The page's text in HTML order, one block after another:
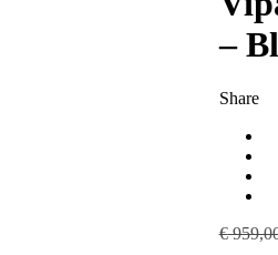
–
Share
€